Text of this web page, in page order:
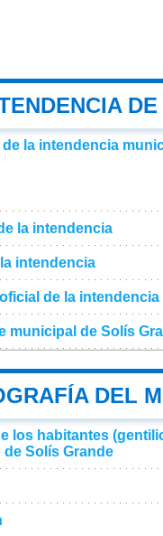
de la intendencia
la intendencia
intendencia
de la intendencia
municipal de Solís
DEL
los habitantes
Solís Grande